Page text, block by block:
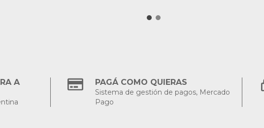
A
PAGÁ COMO QUIERAS
Sistema de gestión de pagos, Mercado
Pago